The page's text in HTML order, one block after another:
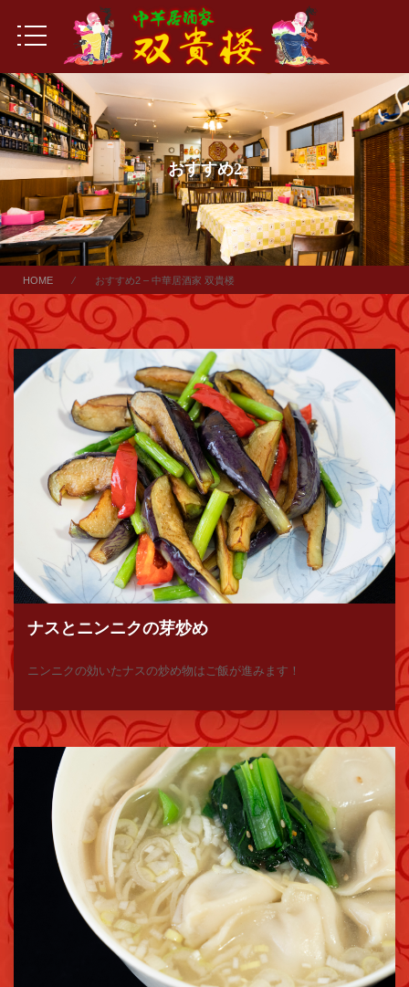
おすすめ2
HOME ⁄ おすすめ2 – 中華居酒家 双貴楼
ナスとニンニクの芽炒め
ニンニクの効いたナスの炒め物はご飯が進みます！